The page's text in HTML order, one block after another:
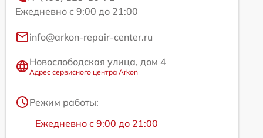
Ежедневно с 9:00 до 21:00
info@arkon-repair-center.ru
Новослободская улица, дом 4
Адрес сервисного центра Arkon
Режим работы:
Ежедневно с 9:00 до 21:00